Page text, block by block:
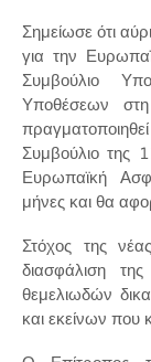
Σημείωσε ότι
για την
Συμβούλιο
Υποθέσεων
Συμβούλιο της
Ευρωπαϊκή
μήνες και θα
Στόχος της
διασφάλιση
θεμελιωδών
και εκείνων που